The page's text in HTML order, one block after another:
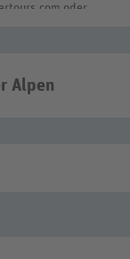
oder
Alpen